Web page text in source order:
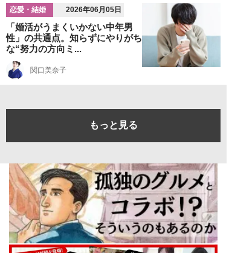
恋愛・結婚 2026年06月05日
「婚活がうまくいかない中年男
性」の共通点。知らずにやりがち
な“努力の方向ミ...
関口美奈子
もっと見る